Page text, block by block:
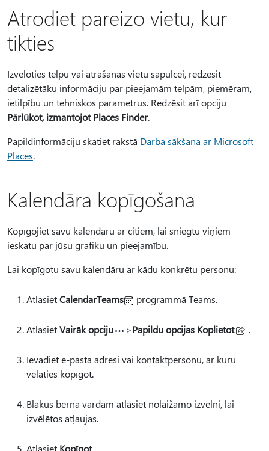
Atrodiet pareizo vietu, kur
tikties
Izvēloties telpu vai atrašanās vietu sapulcei, redzēsit
detalizētāku informāciju par pieejamām telpām, piemēram,
ietilpību un tehniskos parametrus. Redzēsit arī opciju
Pārlūkot, izmantojot Places Finder.
Papildinformāciju skatiet rakstā Darba sākšana ar Microsoft
Places.
Kalendāra kopīgošana
Kopīgojiet savu kalendāru ar citiem, lai sniegtu viņiem
ieskatu par jūsu grafiku un pieejamību.
Lai kopīgotu savu kalendāru ar kādu konkrētu personu:
AtlasietCalendarTeams programmā Teams.
AtlasietVairāk opciju >Papildu opcijas Koplietot .
Ievadiet e-pasta adresi vai kontaktpersonu, ar kuru
vēlaties kopīgot.
Blakus bērna vārdam atlasiet nolaižamo izvēlni, lai
izvēlētos atļaujas.
Atlasiet Kopīgot.